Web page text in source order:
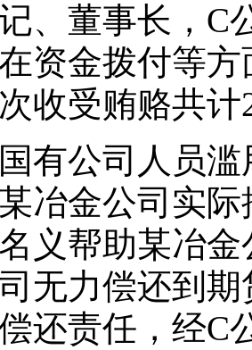
、董事长，C
资金拨付等
收受贿赂共
公司人员滥
冶金公司实
义帮助某冶
无力偿还到
还责任，经C